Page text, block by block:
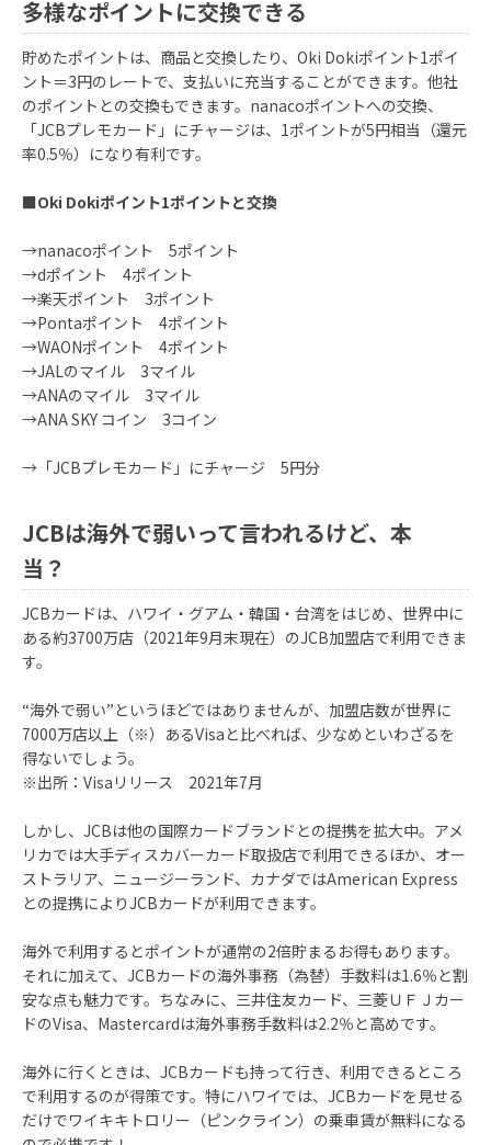
多様なポイントに交換できる
貯めたポイントは、商品と交換したり、Oki Dokiポイント1ポイ
ント＝3円のレートで、支払いに充当することができます。他社
のポイントとの交換もできます。nanacoポイントへの交換、
「JCBプレモカード」にチャージは、1ポイントが5円相当（還元
率0.5％）になり有利です。
■Oki Dokiポイント1ポイントと交換
→nanacoポイント 5ポイント
→dポイント 4ポイント
→楽天ポイント 3ポイント
→Pontaポイント 4ポイント
→WAONポイント 4ポイント
→JALのマイル 3マイル
→ANAのマイル 3マイル
→ANA SKY コイン 3コイン
→「JCBプレモカード」にチャージ 5円分
JCBは海外で弱いって言われるけど、本
当？
JCBカードは、ハワイ・グアム・韓国・台湾をはじめ、世界中に
ある約3700万店（2021年9月末現在）のJCB加盟店で利用できま
す。
“海外で弱い”というほどではありませんが、加盟店数が世界に
7000万店以上（※）あるVisaと比べれば、少なめといわざるを
得ないでしょう。
※出所：Visaリリース 2021年7月
しかし、JCBは他の国際カードブランドとの提携を拡大中。アメ
リカでは大手ディスカバーカード取扱店で利用できるほか、オー
ストラリア、ニュージーランド、カナダではAmerican Express
との提携によりJCBカードが利用できます。
海外で利用するとポイントが通常の2倍貯まるお得もあります。
それに加えて、JCBカードの海外事務（為替）手数料は1.6％と割
安な点も魅力です。ちなみに、三井住友カード、三菱ＵＦＪカー
ドのVisa、Mastercardは海外事務手数料は2.2％と高めです。
海外に行くときは、JCBカードも持って行き、利用できるところ
で利用するのが得策です。特にハワイでは、JCBカードを見せる
だけでワイキキトロリー（ピンクライン）の乗車賃が無料になる